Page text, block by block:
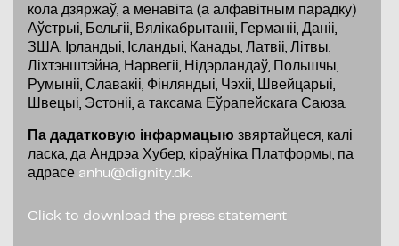
кола дзяржаў, а менавіта (а алфавітным парадку)
Аўстрыі, Бельгіі, Вялікабрытаніі, Германіі, Даніі,
ЗША, Ірландыі, Ісландыі, Канады, Латвіі, Літвы,
Ліхтэнштэйна, Нарвегіі, Нідэрландаў, Польшчы,
Румыніі, Славакіі, Фінляндыі, Чэхіі, Швейцарыі,
Швецыі, Эстоніі, а таксама Еўрапейскага Саюза.
Па дадатковую інфармацыю звяртайцеся, калі
ласка, да Андрэа Хубер, кіраўніка Платформы, па
адрасе anhu@dignity.dk.
Click to download the press statement